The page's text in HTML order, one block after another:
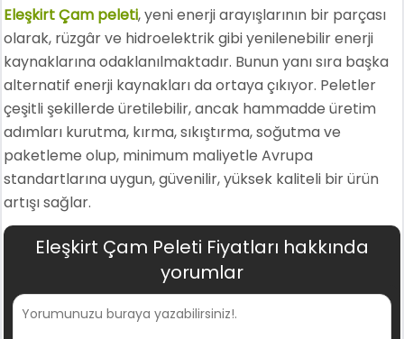
Eleşkirt Çam peleti, yeni enerji arayışlarının bir parçası
olarak, rüzgâr ve hidroelektrik gibi yenilenebilir enerji
kaynaklarına odaklanılmaktadır. Bunun yanı sıra başka
alternatif enerji kaynakları da ortaya çıkıyor. Peletler
çeşitli şekillerde üretilebilir, ancak hammadde üretim
adımları kurutma, kırma, sıkıştırma, soğutma ve
paketleme olup, minimum maliyetle Avrupa
standartlarına uygun, güvenilir, yüksek kaliteli bir ürün
artışı sağlar.
Eleşkirt Çam Peleti Fiyatları hakkında
yorumlar